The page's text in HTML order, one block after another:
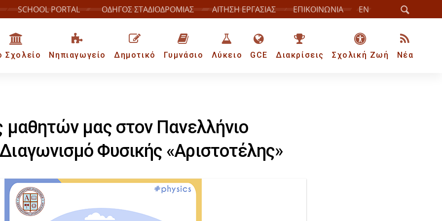
SCHOOL PORTAL ΟΔΗΓΟΣ ΣΤΑΔΙΟΔΡΟΜΙΑΣ ΑΙΤΗΣΗ ΕΡΓΑΣΙΑΣ ΕΠΙΚΟΙΝΩΝΙΑ EN
Σχολείο Νηπιαγωγείο Δημοτικό Γυμνάσιο Λύκειο GCE Διακρίσεις Σχολική Ζωή Νέα
μαθητών μας στον Πανελλήνιο
Φυσικής «Αριστοτέλης»